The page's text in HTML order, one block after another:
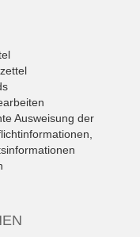
Ausweisung der